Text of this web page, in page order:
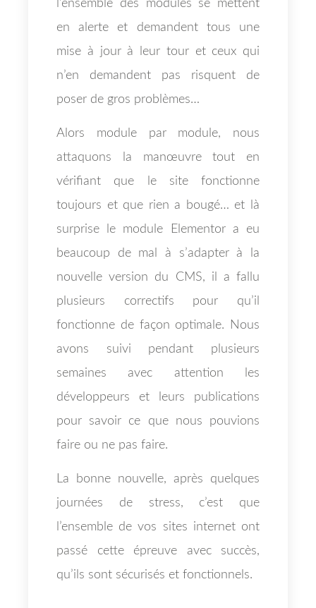
l’ensemble des modules se mettent
en alerte et demandent tous une
mise à jour à leur tour et ceux qui
n’en demandent pas risquent de
poser de gros problèmes…
Alors module par module, nous
attaquons la manœuvre tout en
vérifiant que le site fonctionne
toujours et que rien a bougé… et là
surprise le module Elementor a eu
beaucoup de mal à s’adapter à la
nouvelle version du CMS, il a fallu
plusieurs correctifs pour qu’il
fonctionne de façon optimale. Nous
avons suivi pendant plusieurs
semaines avec attention les
développeurs et leurs publications
pour savoir ce que nous pouvions
faire ou ne pas faire.
La bonne nouvelle, après quelques
journées de stress, c’est que
l’ensemble de vos sites internet ont
passé cette épreuve avec succès,
qu’ils sont sécurisés et fonctionnels.